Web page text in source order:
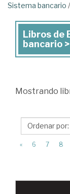
Sistema bancario /
Libros
de
>
>
Sistema
bancario
Bancos
Libros de
bancario
Mostrando
« 6 7 8